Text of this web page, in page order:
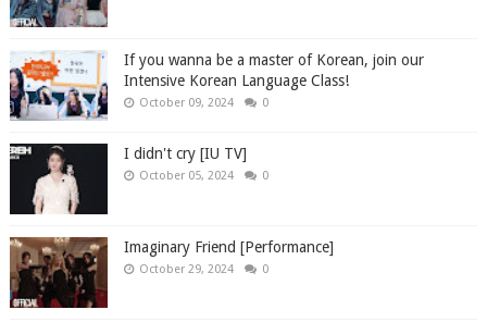
If you wanna be a master of Korean, join our
Intensive Korean Language Class!
October 09, 2024 0
I didn't cry [IU TV]
October 05, 2024 0
Imaginary Friend [Performance]
October 29, 2024 0